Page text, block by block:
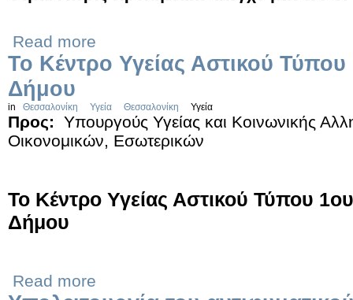
Read more
Το Κέντρο Υγείας Αστικού Τύπου
Δήμου
in Θεσσαλονίκη Υγεία Θεσσαλονίκη Υγεία
Προς:
Υπουργούς Υγείας και Κοινωνικής
Οικονομικών, Εσωτερικών
Το Κέντρο Υγείας Αστικού Τύπου
Δήμου
Read more